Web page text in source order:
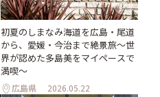
初夏のしまなみ海道を広島・尾道
から、愛媛・今治まで絶景旅〜世
界が認めた多島美をマイペースで
満喫〜
広島県 2026.05.22